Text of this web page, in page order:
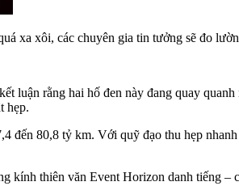
xa xôi, các chuyên gia tin tưởng sẽ đo
luận rằng hai hố đen này đang quay
hẹp.
80,8 tỷ km. Với quỹ đạo thu hẹp
kính thiên văn Event Horizon danh tiếng